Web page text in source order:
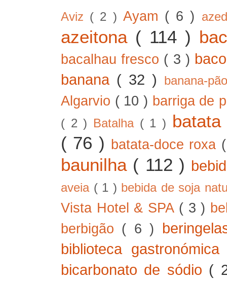
Aviz ( 2 ) Ayam ( 6 )
azeitona ( 114 )
bacalhau fresco ( 3 )
banana ( 32 ) banana-
Algarvio ( 10 ) barriga de
( 2 ) Batalha ( 1 )
( 76 ) batata-doce roxa
baunilha ( 112 )
aveia ( 1 ) bebida de soja
Vista Hotel & SPA ( 3 )
berbigão ( 6 )
biblioteca
bicarbonato de sódio (